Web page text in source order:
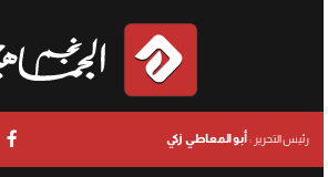
رئيس التحرير : أبو المعاطي زكي